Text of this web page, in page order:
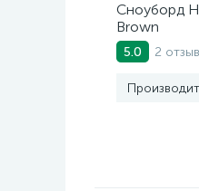
Сноуборд
Brown
5.0 2